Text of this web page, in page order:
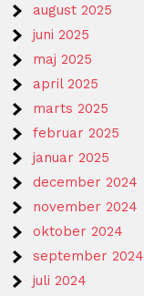
august 2025
juni 2025
maj 2025
april 2025
marts 2025
februar 2025
januar 2025
december 2024
november 2024
oktober 2024
september 2024
juli 2024